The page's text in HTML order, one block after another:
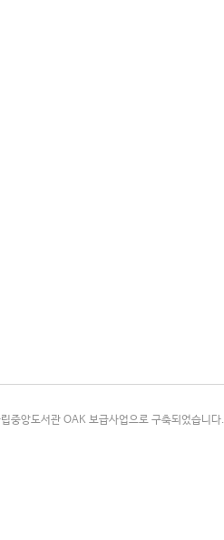
중앙도서관 OAK 보급사업으로 구축되었습니다.